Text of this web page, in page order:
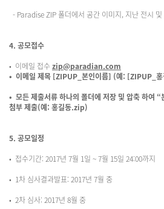
- Paradise ZIP 폴더에서 공간 이미지, 지난 전시
4. 공모접수
• 이메일 접수zip@paradian.com
• 이메일 제목 [ZIPUP_본인이름] (예: [ZIPUP_
• 모든 제출서류 하나의 폴더에 저장 및 압축 하여
첨부 제출(예: 홍길동.zip)
5. 공모일정
• 접수기간: 2017년 7월 1일 ~ 7월 15일 24:00까지
• 1차 심사결과발표: 2017년 7월 중
• 2차 심사: 2017년 8월 중